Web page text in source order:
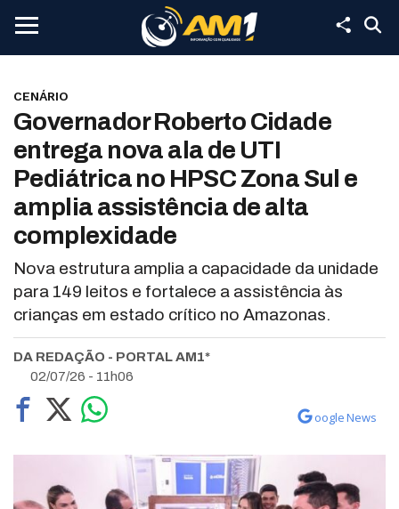
CENÁRIO
Governador Roberto Cidade
entrega nova ala de UTI
Pediátrica no HPSC Zona Sul e
amplia assistência de alta
complexidade
Nova estrutura amplia a capacidade da unidade
para 149 leitos e fortalece a assistência às
crianças em estado crítico no Amazonas.
DA REDAÇÃO - PORTAL AM1*
02/07/26 - 11h06
oogle News